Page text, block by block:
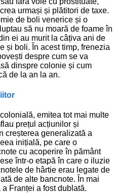
urmași și plătitori de taxe.
de boli venerice și o
să nu moară de foame în
ei au murit la câțiva ani de
și boli. În acest timp, frenezia
despre cum se va
dinspre colonie și cum
de la an la an.
emitea tot mai multe
prețul acțiunilor și
creșterea generalizată a
inițială, pe care o
cu acoperire în pământ
într-o etapă în care o iluzie
de hârtie erau legate de
de alte bancnote. În mai
Franței a fost dublată.